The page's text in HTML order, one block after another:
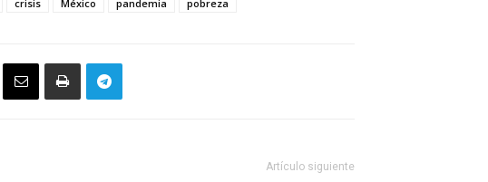
crisis México pandemia pobreza
Artículo siguiente